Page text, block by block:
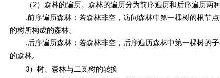
（2）森林的遍历。森林的遍历分为前序遍历和后序遍历两
.前序遍历森林：若森林非空，访问森林中第一棵树的根节点
的树所构成的森林。
.后序遍历森林：若森林非空，后序遍历森林中第一棵树的子
的森林。
3）树、森林与二叉树的转换